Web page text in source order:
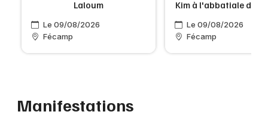
Laloum
Le 09/08/2026
Fécamp
Kim à l'abbatiale de
Le 09/08/2026
Fécamp
Manifestations